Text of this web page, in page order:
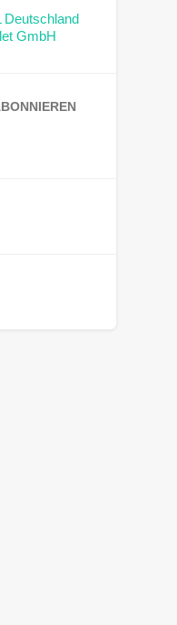
Deutschland
GmbH